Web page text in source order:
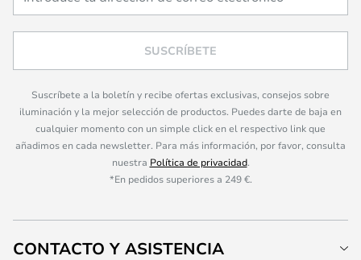
SUSCRÍBETE
Suscríbete a la boletín y recibe ofertas exclusivas, consejos sobre
iluminación y la mejor selección de productos. Puedes darte de baja en
cualquier momento con un simple click en el respectivo link que
añadimos en cada newsletter. Para más información, por favor, consulta
nuestra Política de privacidad.
*En pedidos superiores a 249 €.
CONTACTO Y ASISTENCIA